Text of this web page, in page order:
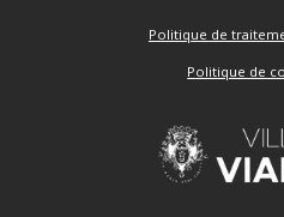
Politique de
Politique de